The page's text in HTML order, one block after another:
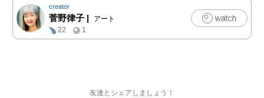
creator
菅野律子 |
アート
22
1
友達とシェアしましょう！